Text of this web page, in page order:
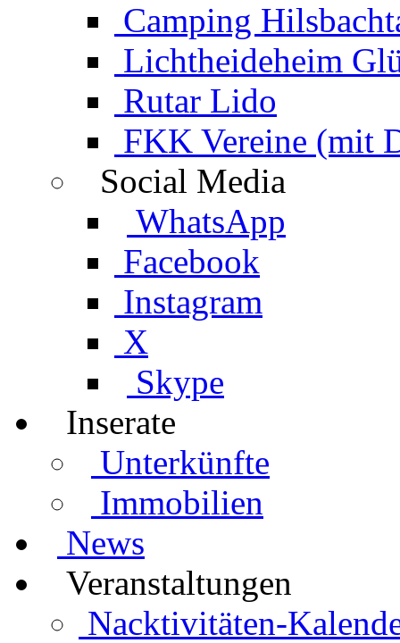
Camping
Lichtheideheim
Rutar Lido
FKK Vereine (mit
Social Media
WhatsApp
Facebook
Instagram
X
Skype
Inserate
Unterkünfte
Immobilien
News
Veranstaltungen
Nacktivitäten-